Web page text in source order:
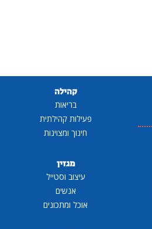
קהילה
בריאות
פעילות קהילתית
חינוך ומצוינות
מגזין
עיצוב וסטייל
אנשים
אוכל ומתכונים